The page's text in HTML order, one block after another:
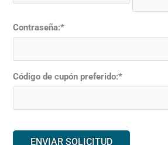
Contraseña:*
Código de cupón preferido:*